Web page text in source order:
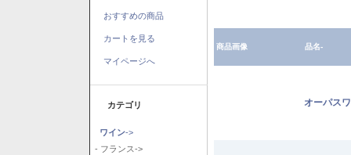
おすすめの商品
カートを見る
マイページへ
カテゴリ
ワイン->
- フランス->
商品画像 品名-
オーパス